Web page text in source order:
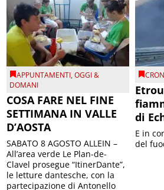
APPUNTAMENTI,OGGI &
DOMANI
COSA FARE NEL FINE
SETTIMANA IN VALLE
D’AOSTA
SABATO 8 AGOSTO ALLEIN –
All’area verde Le Plan-de-
Clavel prosegue “ItinerDante”,
le letture dantesche, con la
partecipazione di Antonello
di
E in
del